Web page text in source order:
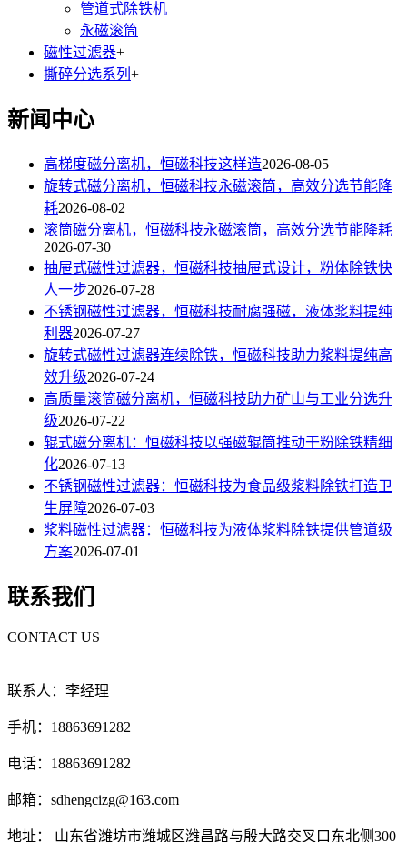
管道式除铁机
永磁滚筒
磁性过滤器+
撕碎分选系列 +
新闻中心
高梯度磁分离机，恒磁科技这样造2026-08-05
旋转式磁分离机，恒磁科技永磁滚筒，高效分选节能降
耗2026-08-02
滚筒磁分离机，恒磁科技永磁滚筒，高效分选节能降耗
2026-07-30
抽屉式磁性过滤器，恒磁科技抽屉式设计，粉体除铁快
人一步2026-07-28
不锈钢磁性过滤器，恒磁科技耐腐强磁，液体浆料提纯
利器2026-07-27
旋转式磁性过滤器连续除铁，恒磁科技助力浆料提纯高
效升级2026-07-24
高质量滚筒磁分离机，恒磁科技助力矿山与工业分选升
级2026-07-22
辊式磁分离机：恒磁科技以强磁辊筒推动干粉除铁精细
化2026-07-13
不锈钢磁性过滤器：恒磁科技为食品级浆料除铁打造卫
生屏障2026-07-03
浆料磁性过滤器：恒磁科技为液体浆料除铁提供管道级
方案2026-07-01
联系我们
CONTACT US
联系人：李经理
手机：18863691282
电话：18863691282
邮箱：sdhengcizg@163.com
地址： 山东省潍坊市潍城区潍昌路与殷大路交叉口东北侧300